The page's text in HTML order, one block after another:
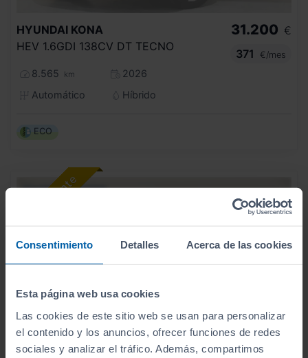
Consentimiento Detalles Acerca de las cookies
Esta página web usa cookies
Las cookies de este sitio web se usan para personalizar
el contenido y los anuncios, ofrecer funciones de redes
sociales y analizar el tráfico. Además, compartimos
HYUNDAI KONA
HEV 1.6GDI 138CV DT TECNO
8.565 km
2026
Automático
Híbrido
31.200 €
371
€/mes
ECO